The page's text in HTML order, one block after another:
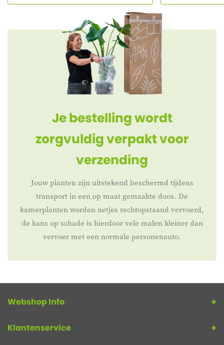
Je bestelling wordt
zorgvuldig verpakt voor
verzending
Jouw planten zijn uitstekend beschermd tijdens
transport in een op maat gemaakte doos. De
kamerplanten worden netjes rechtopstaand vervoerd,
de kans op schade is hierdoor vele malen kleiner dan
vervoer met een normale personenauto.
Webshop Info
Klantenservice